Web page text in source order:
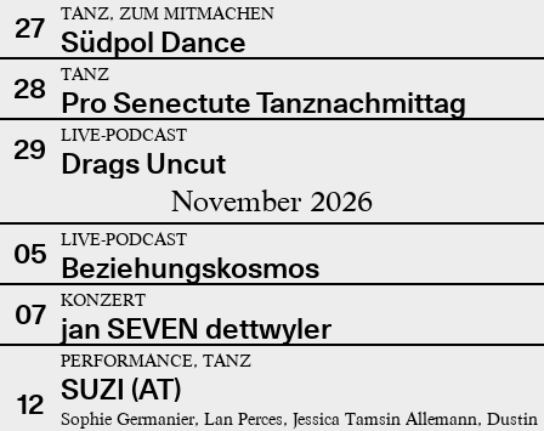
27 TANZ, ZUM MITMACHEN
Südpol Dance
28
TANZ
Pro Senectute Tanznachmittag
29
LIVE-PODCAST
Drags Uncut
November 2026
05 LIVE-PODCAST
Beziehungskosmos
07
KONZERT
jan SEVEN dettwyler
12
PERFORMANCE, TANZ
SUZI (AT)
Sophie Germanier, Lan Perces, Jessica Tamsin Allemann, Dustin